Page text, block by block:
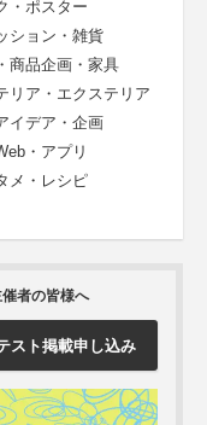
・ポスター
ション・雑貨
商品企画・家具
リア・エクステリア
イデア・企画
・アプリ
メ・レシピ
者の皆様へ
スト掲載申し込み